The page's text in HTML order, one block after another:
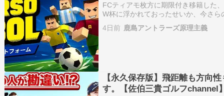
FCティアモ枚方に期限付き移籍した
W杯に浮かれておったせいか、今さ
とはいえ、レイラック滋賀側の発表
ことのない片道切符のようにも感じ
4日前 鹿島アントラーズ原理主義
【永久保存版】飛距離も方向
す。【佐伯三貴ゴルフchannel